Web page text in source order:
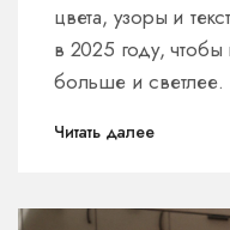
цвета, узоры и
в 2025 году, чтобы
больше и светлее.
Читать далее